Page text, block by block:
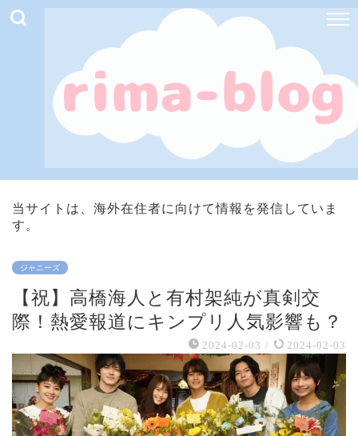
当サイトは、海外在住者に向けて情報を発信していま
す。
ジャニーズ
【祝】高橋海人と有村架純が真剣交
際！熱愛報道にキンプリ人気影響も？
2024-02-03 / 2024-02-03